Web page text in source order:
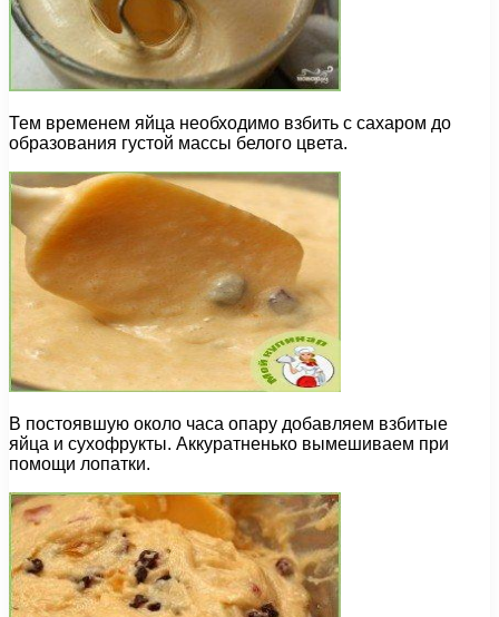
Тем временем яйца необходимо взбить с сахаром до
образования густой массы белого цвета.
В постоявшую около часа опару добавляем взбитые
яйца и сухофрукты. Аккуратненько вымешиваем при
помощи лопатки.